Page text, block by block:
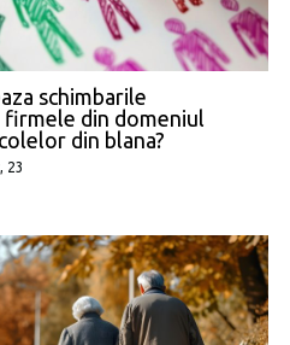
schimbarile
din domeniul
din blana?
23